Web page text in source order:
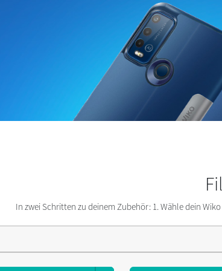
In zwei Schritten zu deinem Zubehör: 1. Wähle dein